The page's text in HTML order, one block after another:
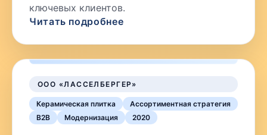
ключевых клиентов.
Читать подробнее
ООО «ЛАССЕЛБЕРГЕР»
Керамическая плитка
Ассортиментная стратегия
B2B
Модернизация 2020